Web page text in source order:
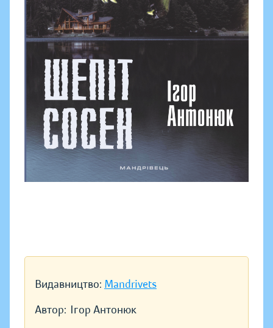
Видавництво: Mandrivets
Автор: Ігор Антонюк